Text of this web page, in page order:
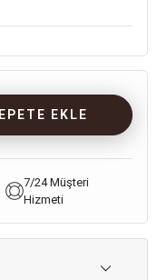
EKLE
7/24 Müşteri
Hizmeti